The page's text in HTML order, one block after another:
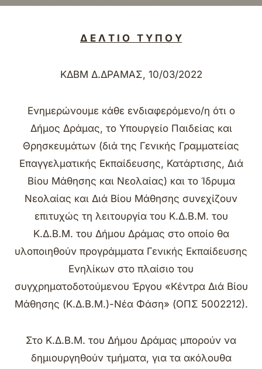
Δ Ε Λ Τ Ι Ο Τ Υ Π Ο Υ
ΚΔΒΜ Δ.ΔΡΑΜΑΣ, 10/03/2022
Ενημερώνουμε κάθε ενδιαφερόμενο/η ότι ο
Δήμος Δράμας, το Υπουργείο Παιδείας και
Θρησκευμάτων (διά της Γενικής Γραμματείας
Επαγγελματικής Εκπαίδευσης, Κατάρτισης, Διά
Βίου Μάθησης και Νεολαίας) και το Ίδρυμα
Νεολαίας και Διά Βίου Μάθησης συνεχίζουν
επιτυχώς τη λειτουργία του Κ.Δ.Β.Μ. του
Κ.Δ.Β.Μ. του Δήμου Δράμας στο οποίο θα
υλοποιηθούν προγράμματα Γενικής Εκπαίδευσης
Ενηλίκων στο πλαίσιο του
συγχρηματοδοτούμενου Έργου «Κέντρα Διά Βίου
Μάθησης (Κ.Δ.Β.Μ.)-Νέα Φάση» (ΟΠΣ 5002212).
Στο Κ.Δ.Β.Μ. του Δήμου Δράμας μπορούν να
δημιουργηθούν τμήματα, για τα ακόλουθα